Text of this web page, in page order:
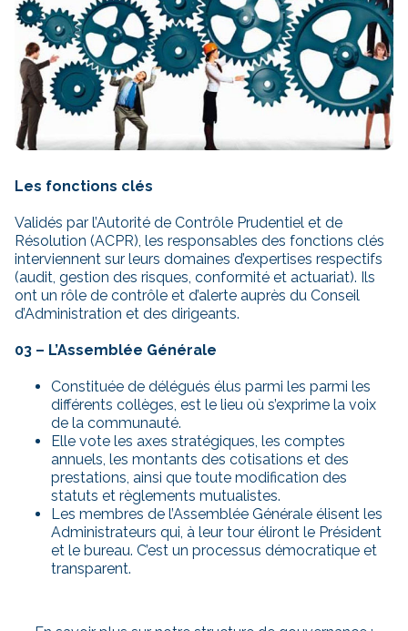
Les fonctions clés
Validés par l’Autorité de Contrôle Prudentiel et de
Résolution (ACPR), les responsables des fonctions clés
interviennent sur leurs domaines d’expertises respectifs
(audit, gestion des risques, conformité et actuariat). Ils
ont un rôle de contrôle et d’alerte auprès du Conseil
d’Administration et des dirigeants.
03 – L’Assemblée Générale
Constituée de délégués élus parmi les parmi les
différents collèges, est le lieu où s’exprime la voix
de la communauté.
Elle vote les axes stratégiques, les comptes
annuels, les montants des cotisations et des
prestations, ainsi que toute modification des
statuts et règlements mutualistes.
Les membres de l’Assemblée Générale élisent les
Administrateurs qui, à leur tour éliront le Président
et le bureau. C’est un processus démocratique et
transparent.